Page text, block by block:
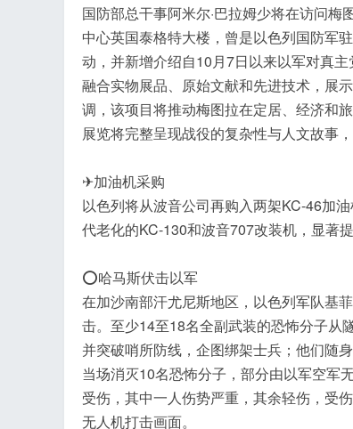
国防部总干事阿米尔·巴拉姆少将在访问梅
中心英国泰格特大楼，曾是以色列国防军
动，并新增介绍自10月7日以来以军对真
融合实物展品、原始文献和先进技术，展
调，该项目将推动梅图拉在定居、经济和
展览将完整呈现战役的复杂性与人文故事
✈加油机采购
以色列将从波音公司再购入两架KC-46加
代老化的KC-130和波音707改装机，显著提
⭕哈马斯伏击以军
在加沙南部汗尤尼斯地区，以色列军队基
击。至少14至18名全副武装的恐怖分子从
并突破哨所防线，企图绑架士兵；他们随
当场消灭10名恐怖分子，部分由以军空军
受伤，其中一人伤势严重，其余轻伤，受
无人机打击画面。